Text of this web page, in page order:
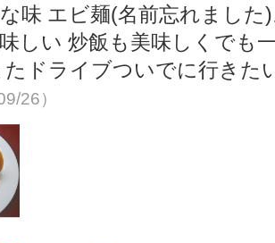
味 エビ麺(名前忘れまし
しい 炒飯も美味しくでも
たドライブついでに行きた
26）